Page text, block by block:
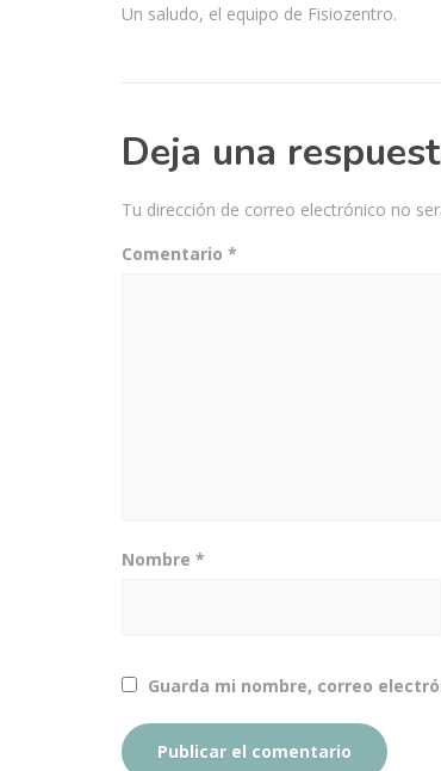
Un saludo, el equipo de Fisiozentro.
Deja una
Tu dirección de correo electrónico no
Comentario *
Nombre *
Guarda mi nombre, correo